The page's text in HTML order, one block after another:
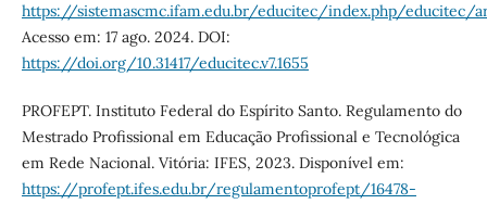
https://sistemascmc.ifam.edu.br/educitec/index.php/educitec/
Acesso em: 17 ago. 2024. DOI:
https://doi.org/10.31417/educitec.v7.1655
PROFEPT. Instituto Federal do Espírito Santo. Regulamento do
Mestrado Profissional em Educação Profissional e Tecnológica
em Rede Nacional. Vitória: IFES, 2023. Disponível em:
https://profept.ifes.edu.br/regulamentoprofept/16478-